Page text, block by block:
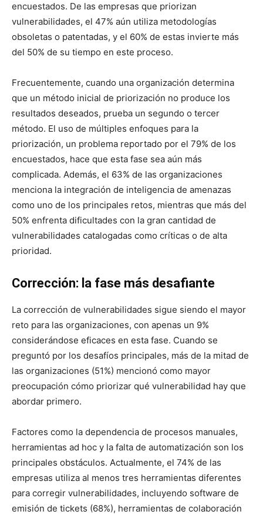
encuestados. De las empresas que priorizan
vulnerabilidades, el 47% aún utiliza metodologías
obsoletas o patentadas, y el 60% de estas invierte más
del 50% de su tiempo en este proceso.
Frecuentemente, cuando una organización determina
que un método inicial de priorización no produce los
resultados deseados, prueba un segundo o tercer
método. El uso de múltiples enfoques para la
priorización, un problema reportado por el 79% de los
encuestados, hace que esta fase sea aún más
complicada. Además, el 63% de las organizaciones
menciona la integración de inteligencia de amenazas
como uno de los principales retos, mientras que más del
50% enfrenta dificultades con la gran cantidad de
vulnerabilidades catalogadas como críticas o de alta
prioridad.
Corrección: la fase más desafiante
La corrección de vulnerabilidades sigue siendo el mayor
reto para las organizaciones, con apenas un 9%
considerándose eficaces en esta fase. Cuando se
preguntó por los desafíos principales, más de la mitad de
las organizaciones (51%) mencionó como mayor
preocupación cómo priorizar qué vulnerabilidad hay que
abordar primero.
Factores como la dependencia de procesos manuales,
herramientas ad hoc y la falta de automatización son los
principales obstáculos. Actualmente, el 74% de las
empresas utiliza al menos tres herramientas diferentes
para corregir vulnerabilidades, incluyendo software de
emisión de tickets (68%), herramientas de colaboración